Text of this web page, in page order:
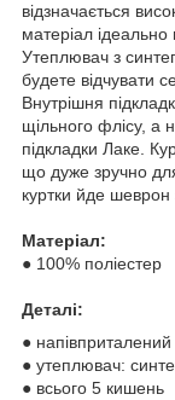
відзначається
матеріал ідеально
Утеплювач з
будете відчувати
Внутрішня
щільного флісу, а
підкладки Лаке.
що дуже зручно
куртки йде
Матеріал:
● 100% поліестер
Деталі:
● напівприталений
● утеплювач:
● всього 5 кишень